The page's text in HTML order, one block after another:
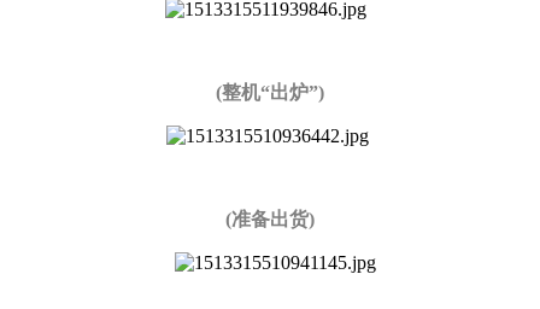
(整机“出炉”)
(准备出货)